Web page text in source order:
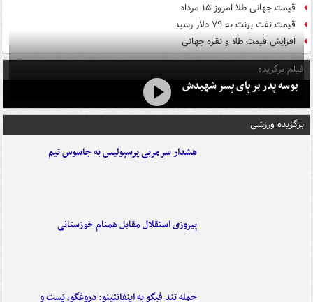
قیمت جهانی طلا امروز ۱۵ مرداد
قیمت نفت برنت به ۷۹ دلار رسید
افزایش قیمت طلا و نقره جهانی
فیلم برگزیده
بوسه‌ پدر بر پای پسر شهیدش
برگزیده ورزشی
هشدار سرمربی پرسپولیس به جاسوس تیم
پیروزی استقلال مقابل همنام خوزستانی
حمله تند فیگو به اینفانتینو: دروغگو، پَست‌ و